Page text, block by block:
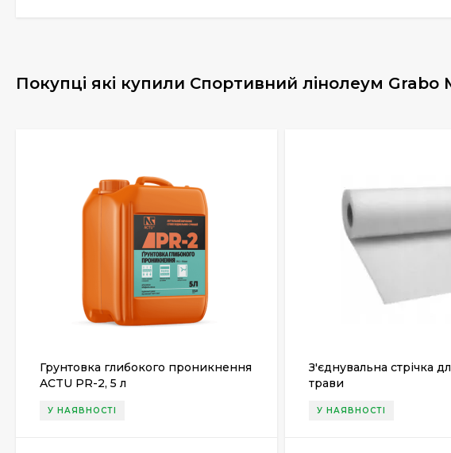
Покупці які купили Спортивний лінолеум Grabo
Грунтовка глибокого проникнення
ACTU PR-2, 5 л
У НАЯВНОСТІ
З'єднувальна стрічка
трави
У НАЯВНОСТІ